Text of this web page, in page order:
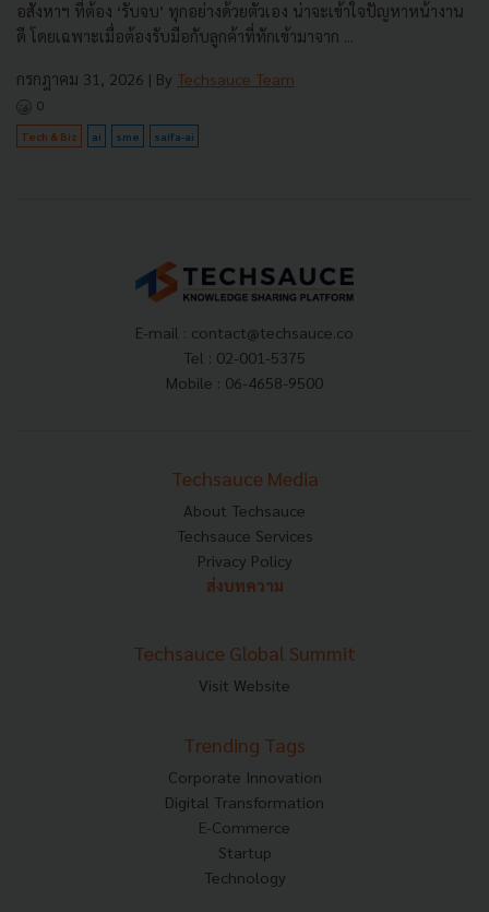
อสังหาฯ ที่ต้อง ‘รับจบ’ ทุกอย่างด้วยตัวเอง น่าจะเข้าใจปัญหาหน้างาน
ดี โดยเฉพาะเมื่อต้องรับมือกับลูกค้าที่ทักเข้ามาจาก ...
กรกฎาคม 31, 2026 | By Techsauce Team
0
Tech & Biz ai sme saifa-ai
E-mail : contact@techsauce.co
Tel : 02-001-5375
Mobile : 06-4658-9500
Techsauce Media
About Techsauce
Techsauce Services
Privacy Policy
ส่งบทความ
Techsauce Global Summit
Visit Website
Trending Tags
Corporate Innovation
Digital Transformation
E-Commerce
Startup
Technology